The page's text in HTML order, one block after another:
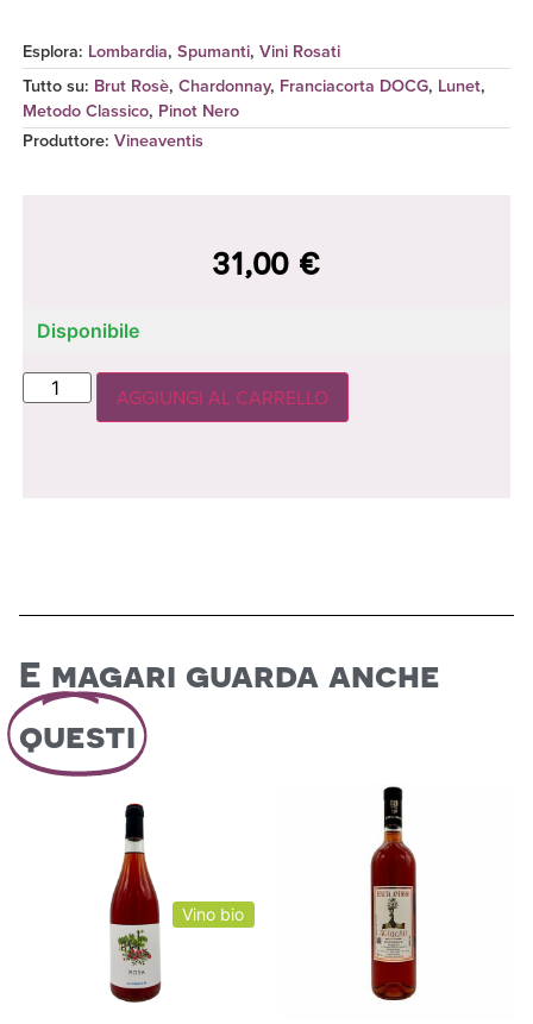
Esplora: Lombardia,Spumanti,Vini Rosati
Tutto su: Brut Rosè,Chardonnay, Franciacorta DOCG, Lunet,
Metodo Classico, Pinot Nero
Produttore:Vineaventis
31,00 €
Disponibile
AGGIUNGI AL CARRELLO
E magari guarda anche
questi
Vino bio